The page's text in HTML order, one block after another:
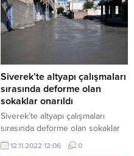
Siverek’te altyapı çalışmaları
sırasında deforme olan
sokaklar onarıldı
Siverek’te altyapı çalışmaları
sırasında deforme olan sokaklar
onarıldı
12.11.2022 12:06 0